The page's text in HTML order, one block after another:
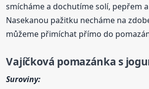
smícháme a dochutíme solí, pepřem
Nasekanou pažitku necháme na
můžeme přimíchat přímo do
Vajíčková pomazánka s
Suroviny: